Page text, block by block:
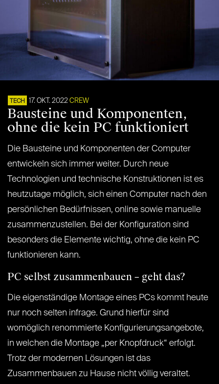
TECH 17. OKT. 2022 CREW
Bausteine und Komponenten,
ohne die kein PC funktioniert
Die Bausteine und Komponenten der Computer
entwickeln sich immer weiter. Durch neue
Technologien und technische Konstruktionen ist es
heutzutage möglich, sich einen Computer nach den
persönlichen Bedürfnissen, online sowie manuelle
zusammenzustellen. Bei der Konfiguration sind
besonders die Elemente wichtig, ohne die kein PC
funktionieren kann.
PC selbst zusammenbauen – geht das?
Die eigenständige Montage eines PCs kommt heute
nur noch selten infrage. Grund hierfür sind
womöglich renommierte Konfigurierungsangebote,
in welchen die Montage „per Knopfdruck“ erfolgt.
Trotz der modernen Lösungen ist das
Zusammenbauen zu Hause nicht völlig veraltet.